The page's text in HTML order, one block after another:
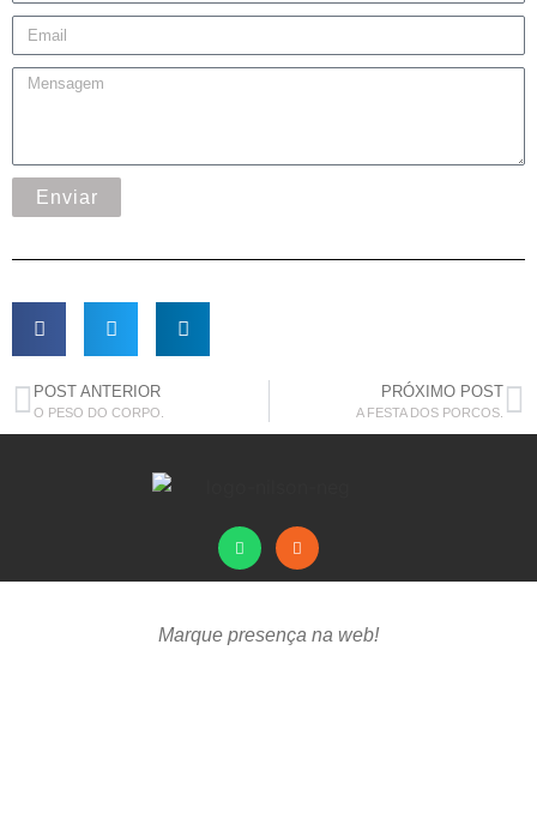
Enviar
POST ANTERIOR
O PESO DO CORPO.
PRÓXIMO POST
A FESTA DOS PORCOS.
Marque presença na web!